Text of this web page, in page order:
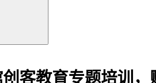
客教育专题培训